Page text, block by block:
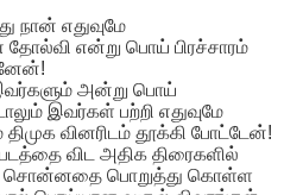
நான் எதுவுமே
என்று பொய் பிரச்சாரம்
அன்று பொய்
இவர்கள் பற்றி எதுவுமே
வினரிடம் தூக்கி போட்டேன்!
விட அதிக திரைகளில்
சொன்னதை பொறுத்து கொள்ள